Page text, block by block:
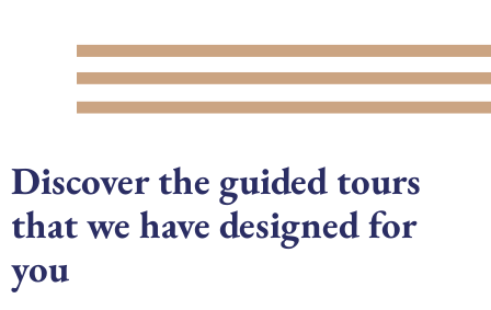
Discover the guided tours
that we have designed for
you